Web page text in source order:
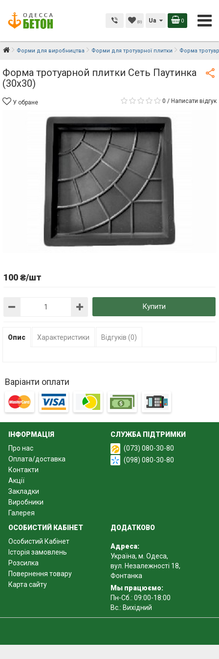
(0) Ua 0
Форми для виробництва Форми для тротуарної плитки Форма
Форма тротуарной плитки Сеть Паутинка
(30х30)
У обране 0 / Написати відгук
100 ₴/шт
Купити
Опис Характеристики Відгуків (0)
Варіанти оплати
ІНФОРМАЦІЯ
Про нас
Оплата/доставка
Контакти
Акції
Закладки
Виробники
Галерея
СЛУЖБА ПІДТРИМКИ
(073) 080-30-80
(098) 080-30-80
ОСОБИСТИЙ КАБІНЕТ
Особистий Кабінет
Історія замовлень
Розсилка
Повернення товару
Карта сайту
ДОДАТКОВО
Адреса:
Україна, м. Одеса,
вул. Незалежності 18,
Фонтанка
Мы працюємо:
Пн-Сб.: 09:00-18:00
Вс.: Вихідний